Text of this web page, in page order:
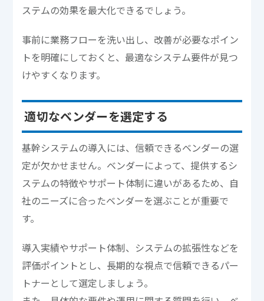
ステムの効果を最大化できるでしょう。
事前に業務フローを洗い出し、改善が必要なポイン
トを明確にしておくと、最適なシステム要件が見つ
けやすくなります。
適切なベンダーを選定する
基幹システムの導入には、信頼できるベンダーの選
定が欠かせません。ベンダーによって、提供するシ
ステムの特徴やサポート体制に違いがあるため、自
社のニーズに合ったベンダーを選ぶことが重要で
す。
導入実績やサポート体制、システムの拡張性などを
評価ポイントとし、長期的な視点で信頼できるパー
トナーとして選定しましょう。